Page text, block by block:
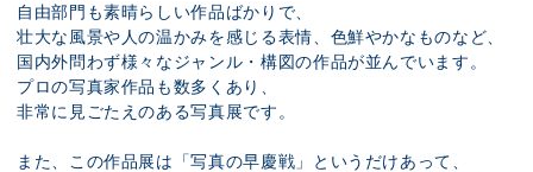
自由部門も素晴らしい作品ばかりで、
壮大な風景や人の温かみを感じる表情、色鮮やかなものなど、
国内外問わず様々なジャンル・構図の作品が並んでいます。
プロの写真家作品も数多くあり、
非常に見ごたえのある写真展です。
また、この作品展は「写真の早慶戦」というだけあって、